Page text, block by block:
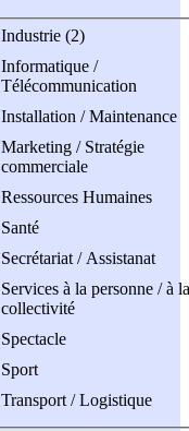
Industrie (2)
Informatique /
Télécommunication
Installation / Maintenance
Marketing / Stratégie
commerciale
Ressources Humaines
Santé
Secrétariat / Assistanat
Services à la personne / à la
collectivité
Spectacle
Sport
Transport / Logistique